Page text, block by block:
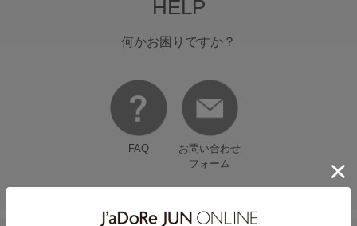
HELP
何かお困りですか？
FAQ
お問い合わせ
フォーム